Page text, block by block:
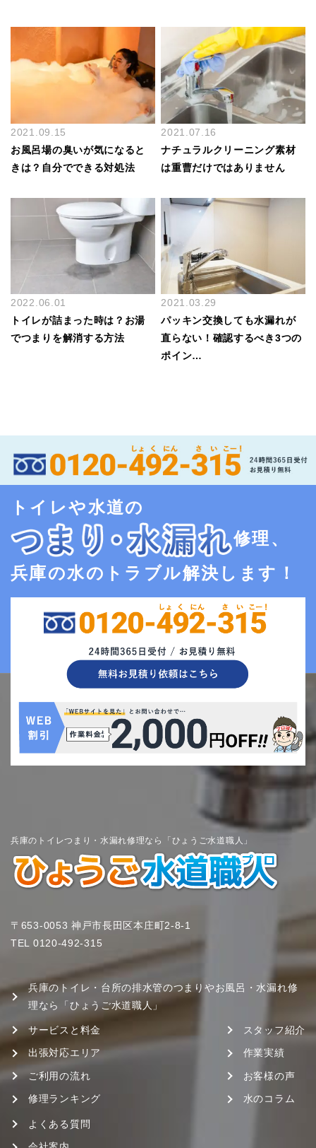
2021.09.15
お風呂場の臭いが気になると
きは？自分でできる対処法
2021.07.16
ナチュラルクリーニング素材
は重曹だけではありません
2022.06.01
トイレが詰まった時は？お湯
でつまりを解消する方法
2021.03.29
パッキン交換しても水漏れが
直らない！確認するべき3つの
ポイン…
トイレや水道の
修理、
兵庫の水のトラブル解決します！
兵庫のトイレつまり・水漏れ修理なら「ひょうご水道職人」
〒653-0053 神戸市長田区本庄町2-8-1
TEL 0120-492-315
兵庫のトイレ・台所の排水管のつまりやお風呂・水漏れ修
理なら「ひょうご水道職人」
サービスと料金
出張対応エリア
ご利用の流れ
修理ランキング
スタッフ紹介
作業実績
お客様の声
水のコラム
よくある質問